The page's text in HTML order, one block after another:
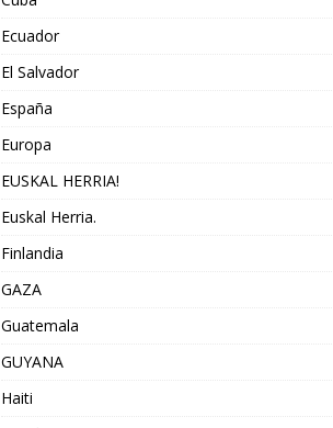
Ecuador
El Salvador
España
Europa
EUSKAL HERRIA!
Euskal Herria.
Finlandia
GAZA
Guatemala
GUYANA
Haiti